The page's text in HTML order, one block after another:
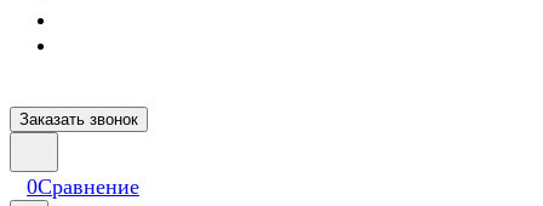
Заказать звонок
0Сравнение